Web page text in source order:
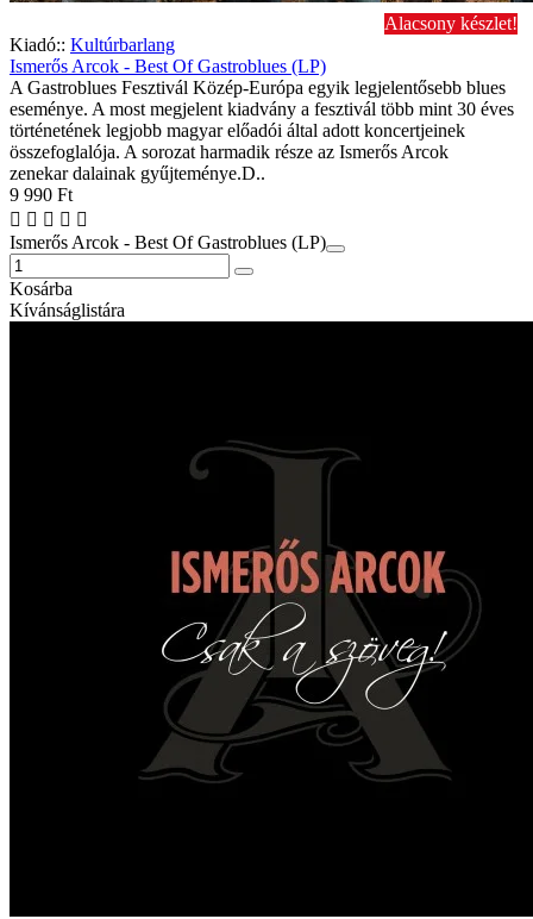
Alacsony készlet!
Kiadó:: Kultúrbarlang
Ismerős Arcok - Best Of Gastroblues (LP)
A Gastroblues Fesztivál Közép-Európa egyik legjelentősebb blues
eseménye. A most megjelent kiadvány a fesztivál több mint 30 éves
történetének legjobb magyar előadói által adott koncertjeinek
összefoglalója. A sorozat harmadik része az Ismerős Arcok
zenekar dalainak gyűjteménye.D..
9 990 Ft
Ismerős Arcok - Best Of Gastroblues (LP)
Kosárba
Kívánságlistára